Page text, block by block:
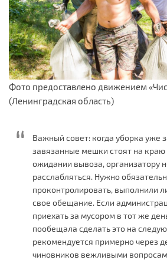
Фото предоставлено движением
(Ленинградская область)
Важный совет: когда уборка уже
завязанные мешки стоят на краю
ожидании вывоза, организатору
расслабляться. Нужно
проконтролировать, выполнили
свое обещание. Если
приехать за мусором в тот же
пообещала сделать это на
рекомендуется примерно через
чиновников вежливыми